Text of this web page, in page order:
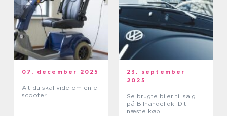
07. december 2025
Alt du skal vide om en el
scooter
23. september
2025
Se brugte biler til salg
på Bilhandel.dk: Dit
næste køb